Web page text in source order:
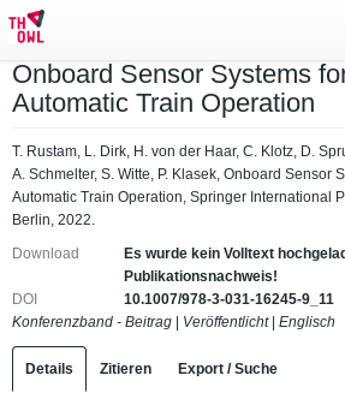
Onboard Sensor Systems
Automatic Train Operation
T. Rustam, L. Dirk, H. von der Haar, C. Klotz, D.
A. Schmelter, S. Witte, P. Klasek, Onboard Sensor
Automatic Train Operation, Springer International
Berlin, 2022.
Download
Es wurde kein Volltext
Publikationsnachweis!
DOI
10.1007/978-3-031-16245-9_11
Konferenzband - Beitrag
Veröffentlicht| Englisch
Details Zitieren Export / Suche